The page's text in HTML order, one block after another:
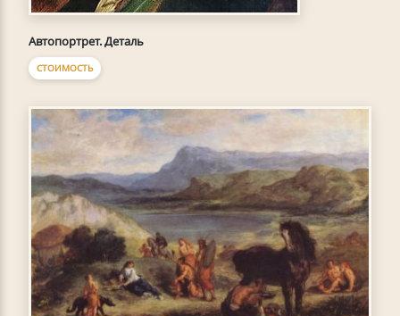
Автопортрет. Деталь
СТОИМОСТЬ